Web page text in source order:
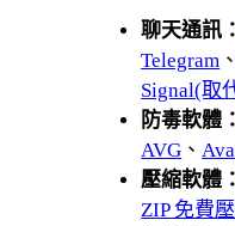
聊天通訊
Telegram
Signal(取
防毒軟體
AVG 、
壓縮軟體
ZIP 免費